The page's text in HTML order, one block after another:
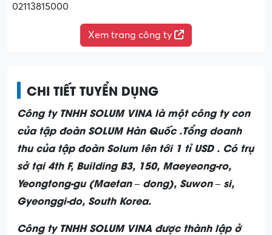
02113815000
Xem trang công ty
CHI TIẾT TUYỂN DỤNG
Công ty TNHH SOLUM VINA là một công ty con
của tập đoàn SOLUM Hàn Quốc .Tổng doanh
thu của tập đoàn Solum lên tới 1 tỉ USD . Có trụ
sở tại 4th F, Building B3, 150, Maeyeong-ro,
Yeongtong-gu (Maetan – dong), Suwon – si,
Gyeonggi-do, South Korea.
Công ty TNHH SOLUM VINA được thành lập ở